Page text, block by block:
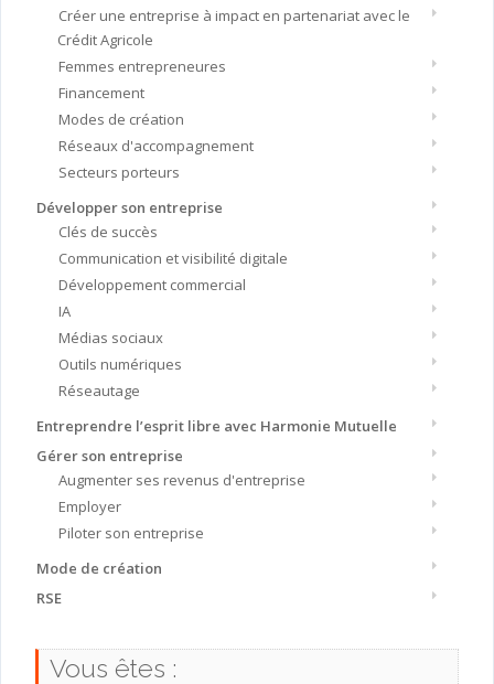
Créer une entreprise à impact en partenariat avec le
Crédit Agricole
Femmes entrepreneures
Financement
Modes de création
Réseaux d'accompagnement
Secteurs porteurs
Développer son entreprise
Clés de succès
Communication et visibilité digitale
Développement commercial
IA
Médias sociaux
Outils numériques
Réseautage
Entreprendre l’esprit libre avec Harmonie Mutuelle
Gérer son entreprise
Augmenter ses revenus d'entreprise
Employer
Piloter son entreprise
Mode de création
RSE
Vous êtes :